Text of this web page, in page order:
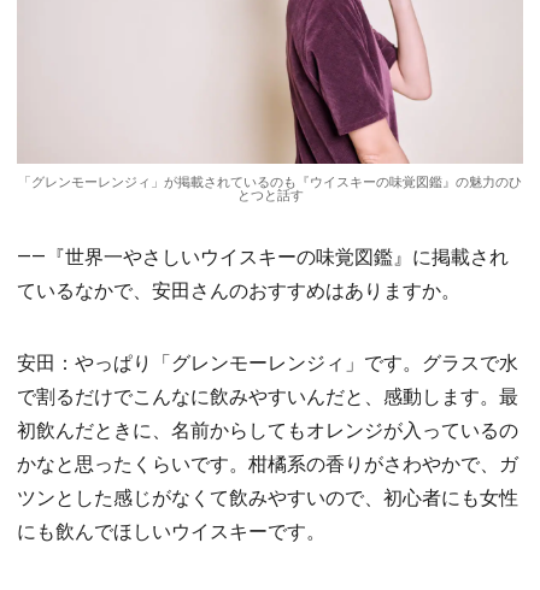
「グレンモーレンジィ」が掲載されているのも『ウイスキーの味覚図鑑』の魅力のひ
とつと話す
――『世界一やさしいウイスキーの味覚図鑑』に掲載され
ているなかで、安田さんのおすすめはありますか。
安田：やっぱり「グレンモーレンジィ」です。グラスで水
で割るだけでこんなに飲みやすいんだと、感動します。最
初飲んだときに、名前からしてもオレンジが入っているの
かなと思ったくらいです。柑橘系の香りがさわやかで、ガ
ツンとした感じがなくて飲みやすいので、初心者にも女性
にも飲んでほしいウイスキーです。